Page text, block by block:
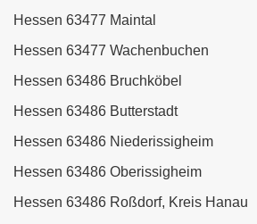
Hessen 63477 Maintal
Hessen 63477 Wachenbuchen
Hessen 63486 Bruchköbel
Hessen 63486 Butterstadt
Hessen 63486 Niederissigheim
Hessen 63486 Oberissigheim
Hessen 63486 Roßdorf, Kreis Hanau